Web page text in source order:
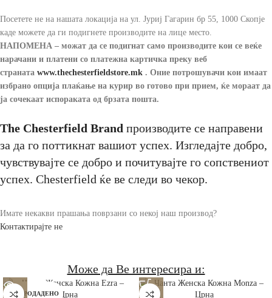
Посетете не на нашата локација на ул. Јуриј Гагарин бр 55, 1000 Скопје
каде можете да ги подигнете производите на лице место.
НАПОМЕНА – можат да се подигнат само производите кои се веќе
нарачани и платени со платежна картичка преку веб
страната www.thechesterfieldstore.mk . Оние потрошувачи кои имаат
избрано опција плаќање на курир во готово при прием, ќе мораат да
ја сочекаат испораката од брзата пошта.
The Chesterfield Brand производите се направени
за да го поттикнат вашиот успех. Изгледајте добро,
чувствувајте се добро и почитувајте го сопствениот
успех. Chesterfield ќе ве следи во чекор.
Имате некакви прашања поврзани со некој наш производ?
Контактирајте не
Може да Ве интересира и:
РАСПРОДАДЕНО